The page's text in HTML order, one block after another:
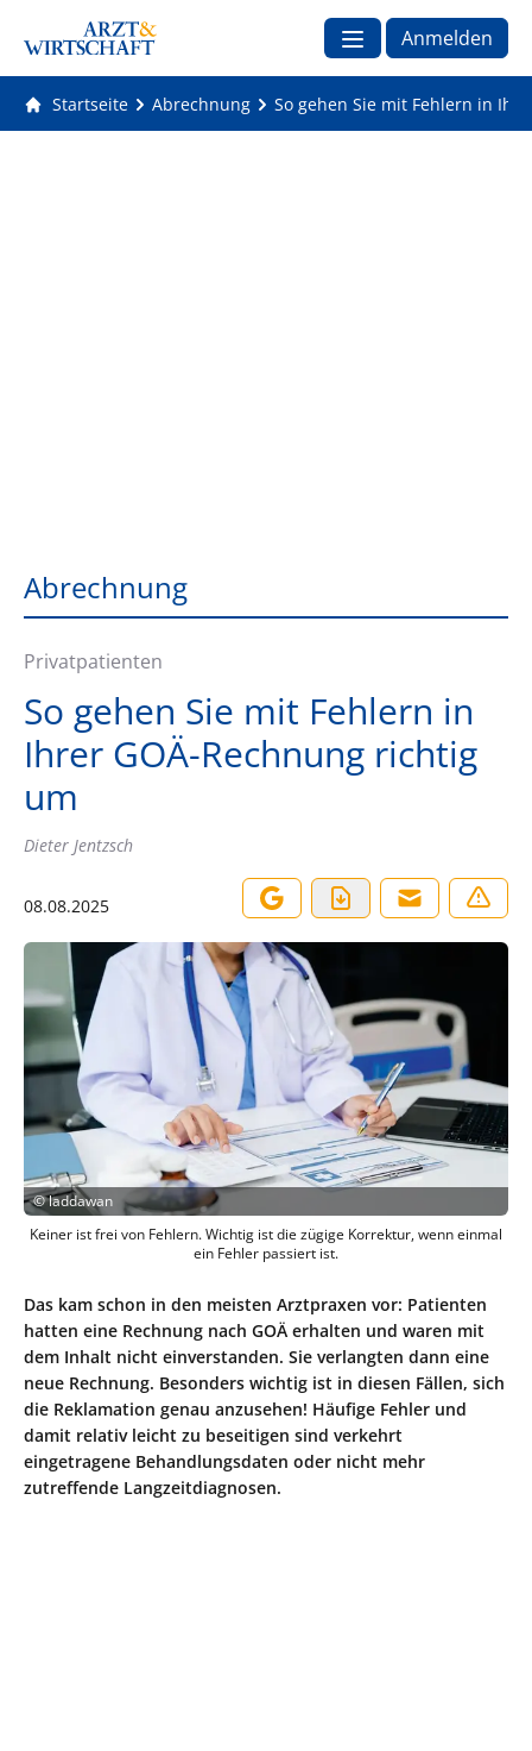
Anmelden
Startseite Abrechnung So gehen Sie mit Fehlern in
Abrechnung
Privatpatienten
So gehen Sie mit Fehlern in
Ihrer GOÄ-Rechnung richtig
um
Dieter Jentzsch
08.08.2025
©laddawan
Keiner ist frei von Fehlern. Wichtig ist die zügige Korrektur, wenn einmal
ein Fehler passiert ist.
Das kam schon in den meisten Arztpraxen vor: Patienten
hatten eine Rechnung nach GOÄ erhalten und waren mit
dem Inhalt nicht einverstanden. Sie verlangten dann eine
neue Rechnung. Besonders wichtig ist in diesen Fällen, sich
die Reklamation genau anzusehen! Häufige Fehler und
damit relativ leicht zu beseitigen sind verkehrt
eingetragene Behandlungsdaten oder nicht mehr
zutreffende Langzeitdiagnosen.